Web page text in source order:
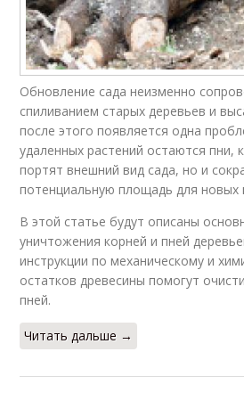
Обновление сада неизменно
спиливанием старых деревьев и
после этого появляется одна
удаленных растений остаются пни,
портят внешний вид сада, но и
потенциальную площадь для новых
В этой статье будут описаны
уничтожения корней и пней
инструкции по механическому и
остатков древесины помогут
пней.
Читать дальше →